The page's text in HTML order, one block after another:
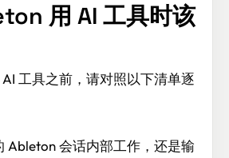
用 AI 工具时该
工具之前，请对照以下清单逐
Ableton 会话内部工作，还是输